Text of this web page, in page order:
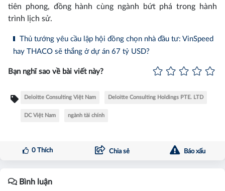
tiên phong, đồng hành cùng ngành bứt phá trong hành
trình lịch sử.
Thủ tướng yêu cầu lập hội đồng chọn nhà đầu tư: VinSpeed
hay THACO sẽ thắng ở dự án 67 tỷ USD?
Bạn nghĩ sao về bài viết này?
Deloitte Consulting Việt Nam Deloitte Consulting Holdings PTE. LTD
DC Việt Nam ngành tài chính
0Thích Chia sẻ Báo xấu
Bình luận